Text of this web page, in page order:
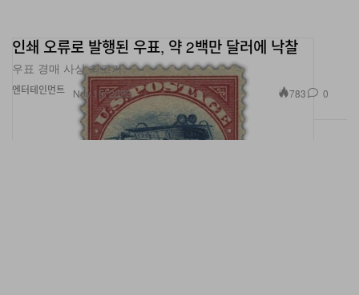
엔터테인먼트
인쇄 오류로 발행된 우표, 약 2백만 달러에 낙찰
우표 경매 사상 최고가.
Nov 15, 2023 783 0